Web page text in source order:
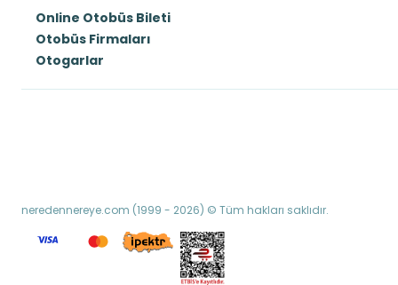
Online Otobüs Bileti
Otobüs Firmaları
Otogarlar
neredennereye.com (1999 - 2026) © Tüm hakları saklıdır.